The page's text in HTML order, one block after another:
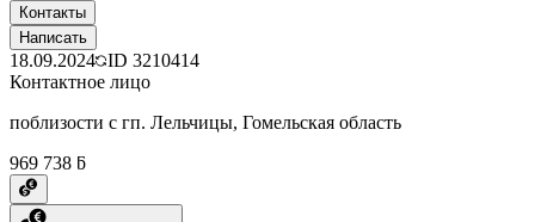
Контакты
Написать
18.09.2024 ID 3210414
Контактное лицо
поблизости с гп. Лельчицы, Гомельская область
969 738 ƃ